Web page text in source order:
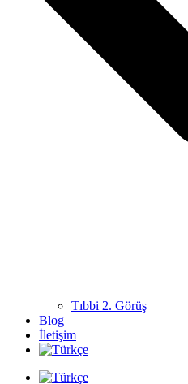
Tıbbi 2. Görüş
Blog
İletişim